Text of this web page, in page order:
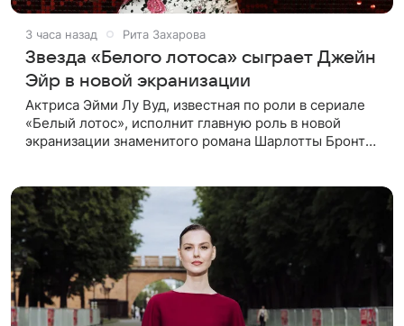
3 часа назад Рита Захарова
Звезда «Белого лотоса» сыграет Джейн
Эйр в новой экранизации
Актриса Эйми Лу Вуд, известная по роли в сериале
«Белый лотос», исполнит главную роль в новой
экранизации знаменитого романа Шарлотты Бронте